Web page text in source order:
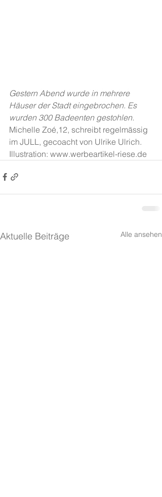
Gestern Abend wurde in mehrere
Häuser der Stadt eingebrochen. Es
wurden 300 Badeenten gestohlen.
Michelle Zoé,12, schreibt regelmässig
im JULL, gecoacht von Ulrike Ulrich.
Illustration: www.werbeartikel-riese.de
Aktuelle Beiträge Alle ansehen